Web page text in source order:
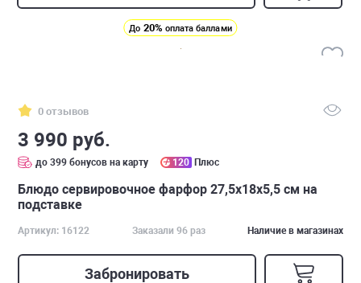
До 20% оплата баллами
0 отзывов
3 990 руб.
до 399 бонусов на карту 120 Плюс
Блюдо сервировочное фарфор 27,5х18х5,5 см на
подставке
Артикул: 16122 Заказали 96 раз Наличие в магазинах
Забронировать